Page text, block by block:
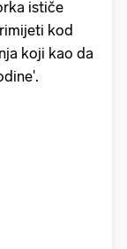
ističe
kod
koji kao da